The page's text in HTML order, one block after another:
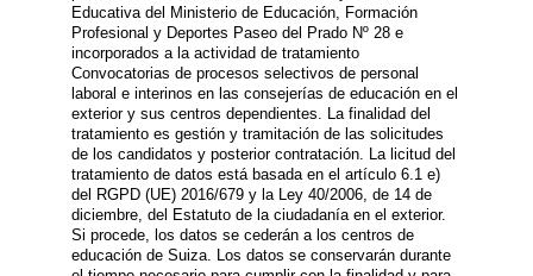
Educativa del Ministerio de Educación, Formación
Profesional y Deportes Paseo del Prado Nº 28 e
incorporados a la actividad de tratamiento
Convocatorias de procesos selectivos de personal
laboral e interinos en las consejerías de educación en el
exterior y sus centros dependientes. La finalidad del
tratamiento es gestión y tramitación de las solicitudes
de los candidatos y posterior contratación. La licitud del
tratamiento de datos está basada en el artículo 6.1 e)
del RGPD (UE) 2016/679 y la Ley 40/2006, de 14 de
diciembre, del Estatuto de la ciudadanía en el exterior.
Si procede, los datos se cederán a los centros de
educación de Suiza. Los datos se conservarán durante